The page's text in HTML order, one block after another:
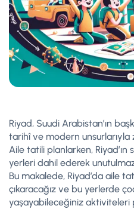
Riyad, Suudi Arabistan’ın
tarihî ve modern
Aile tatili planlarken,
yerleri dahil ederek
Bu makalede, Riyad’da aile
çıkaracağız ve bu yerlerde
yaşayabileceğiniz aktiviteleri